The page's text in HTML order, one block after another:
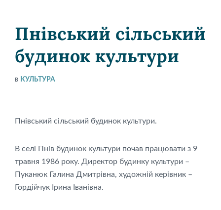
Пнівський сільський
будинок культури
в КУЛЬТУРА
Пнівський сільський будинок культури.
В селі Пнів будинок культури почав працювати з 9
травня 1986 року. Директор будинку культури –
Пуканюк Галина Дмитрівна, художній керівник –
Гордійчук Ірина Іванівна.